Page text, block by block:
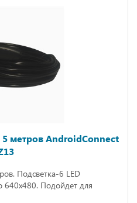
метров AndroidConnect
Подсветка-6 LED
640х480. Подойдет для